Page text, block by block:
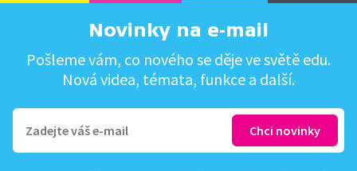
Novinky na e-mail
Pošleme vám, co nového se děje ve světě edu.
Nová videa, témata, funkce a další.